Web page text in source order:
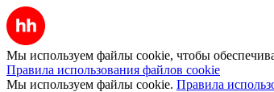
Мы используем файлы cookie, чтобы
Правила использования файлов cookie
Мы используем файлы cookie. Правила